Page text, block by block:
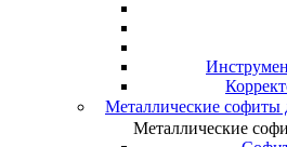
Металлические
Металлические